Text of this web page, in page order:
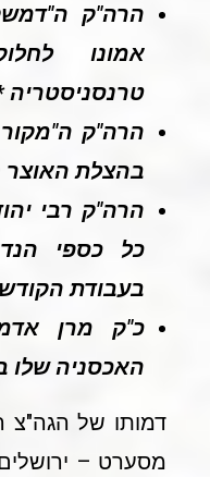
הרה"ק
אמונו
טרנסניסטריה
הרה"ק
בהצלת האוצר
הרה"ק רבי
כל כספי
בעבודת
כ"ק מרן
האכסניה שלו
דמותו של הגה"צ
מסערט –